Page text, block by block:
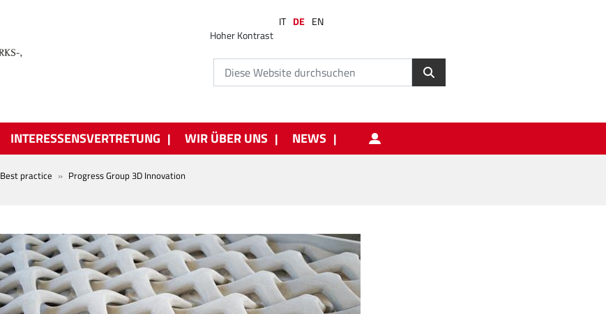
Hoher Kontrast
IT DE EN
INTERESSENSVERTRETUNG WIR ÜBER UNS NEWS
Best practice Progress Group 3D Innovation